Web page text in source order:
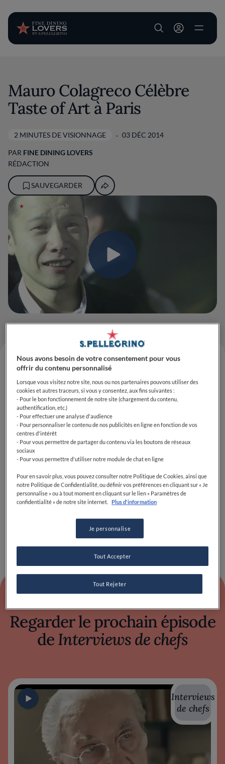
User account
Mauro Colagreco Célèbre
Taste of Art à Paris
2 MINUTES DE VISIONNAGE 03 DÉC 2014
PAR FINE DINING LOVERS
RÉDACTION
SAUVEGARDER
À propos de Taste of Art à Paris
Dans cette vidéo, Mauro Colagreco, le chef triplement
présente l'événement Taste of Art à Paris.
Regarder le prochain épisode
deInterviews de chefs
Interviews
de chefs
Nous avons besoin de votre consentement pour vous
offrir du contenu personnalisé
Lorsque vous visitez notre site, nous ou nos partenaires pouvons utiliser des
cookies et autres traceurs, si vous y consentez, aux fins suivantes :
- Pour le bon fonctionnement de notre site (chargement du contenu,
authentification, etc.)
- Pour effectuer une analyse d'audience
- Pour personnaliser le contenu de nos publicités en ligne en fonction de vos
centres d'intérêt
- Pour vous permettre de partager du contenu via les boutons de réseaux
sociaux
- Pour vous permettre d'utiliser notre module de chat en ligne
Pour en savoir plus, vous pouvez consulter notre Politique de Cookies, ainsi que
notre Politique de Confidentialité, ou définir vos préférences en cliquant sur « Je
personnalise » ou à tout moment en cliquant sur le lien « Paramètres de
confidentialité » de notre site internet.
Plus d'information
Je personnalise
Tout Rejeter
Tout Accepter